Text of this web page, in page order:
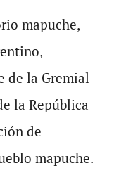
mapuche,
de la Gremial
la República
de
mapuche.